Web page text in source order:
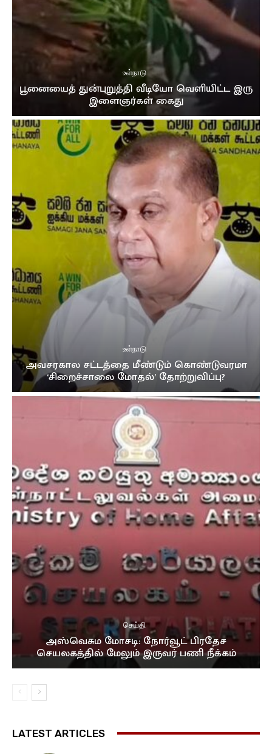
03:39
முத்து சப்பரத்தில் இசைக்குயில்....! மேளதாளத்துடன்
கோலாகல வரவேற்பு..!!
03:05
உள்நாடு
பூனையைத் துன்புறுத்தி வீடியோ வெளியிட்ட இரு
இளைஞர்கள் கைது
உள்நாடு
அவசரகால சட்டத்தை மீண்டும் கொண்டுவரமா
‘சிறைச்சாலை மோதல்’ தோற்றுவிப்பு?
செய்தி
அஸ்வெசும மோசடி: நோர்வூட் பிரதேச
செயலகத்தில் மேலும் இருவர் பணி நீக்கம்
LATEST ARTICLES